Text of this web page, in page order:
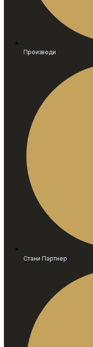
Производи
Стани Партнер